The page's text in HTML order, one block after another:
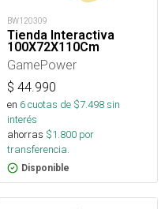
BW120309
Tienda Interactiva
100X72X110Cm
GamePower
$ 44.990
en 6cuotas de $7.498sin
interés
ahorras $1.800 por
transferencia.
Disponible